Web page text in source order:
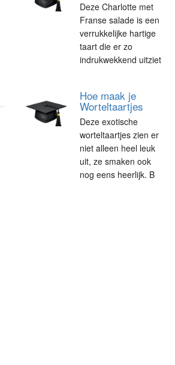
Deze Charlotte met
Franse salade is een
verrukkelijke hartige
taart die er zo
indrukwekkend uitziet
Hoe maak je
Worteltaartjes
Deze exotische
worteltaartjes zien er
niet alleen heel leuk
uit, ze smaken ook
nog eens heerlijk. B